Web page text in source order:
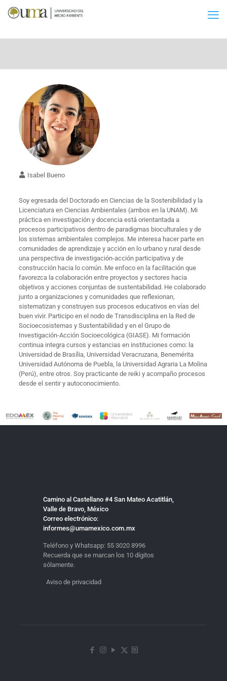
Isabel Bueno
Soy egresada del Doctorado en Ciencias de la Sostenibilidad y la
Licenciatura en Ciencias Ambientales (ambos en la UNAM). Mi
práctica en investigación y docencia está orientantada a
procesos participativos dentro de paradigmas bioculturales y de
los sistemas ambientales complejos. Me interesa hacer parte en
comunidades de aprendizaje y acción en lo urbano y rural desde
una perspectiva de investigación-acción participativa y de
construcción hacia lo común. Me enfoco en la facilitación que
favorezca la colaboración entre proyectos y sectores hacia
objetivos y acciones conjuntas de sustentabilidad. He colaborado
junto a organizaciones y comunidades que reflexionan,
sistematizan y construyen sus procesos educativos en vías del
buen vivir. Participo en el nodo de Transdisciplina en la Red de
Socioecosistemas y Sustentabilidad y en el Grupo de
Investigación-Acción Socioecológica (GIASE). Mi formación
continua integra cursos y estancias en instituciones como: la
Universidad de Brasília, Universidad Veracruzana, Benemérita
Universidad Autónoma de Puebla, la Universidad Agraria La Molina
(Perú), entre otros. Soy practicante de reiki y acompaño procesos
desde el sentir y autoconocimiento.
Camino al Castellano #4 San Mateo Acatitlán,
Valle de Bravo, México
Correo electrónico:
informes@umamexico.com.mx
Teléfono y Whatsapp: 55 3020 8996
Recuerda que se marcan los 10 dígitos
sólamente.
Aviso de privacidad